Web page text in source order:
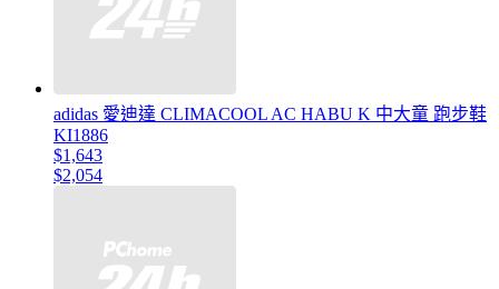
adidas 愛迪達 CLIMACOOL AC HABU K 中大童 跑步鞋
KI1886
$1,643
$2,054